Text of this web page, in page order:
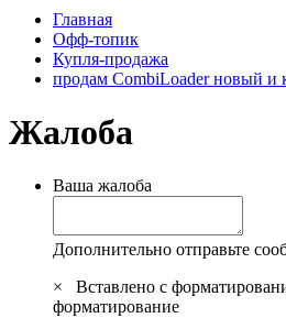
Главная
Офф-топик
Купля-продажа
продам CombiLoader новый и
Жалоба
Ваша жалоба
Дополнительно отправьте
×
Вставлено с
форматирование